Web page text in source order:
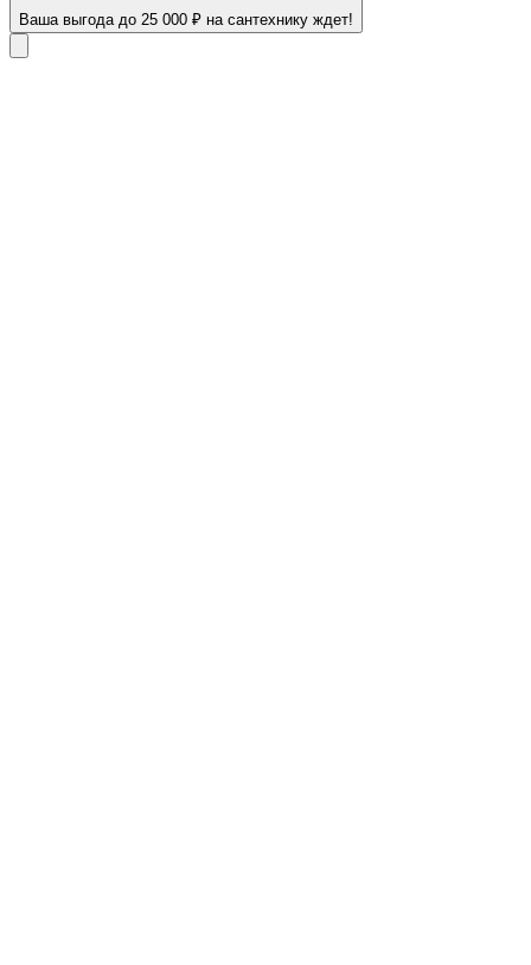
Ваша выгода до 25 000 ₽ на сантехнику ждет!